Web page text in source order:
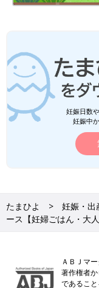
妊娠日数
妊娠中
たまひよ 妊娠・出
ース【妊婦ごはん・大人
ＡＢＪマ
著作権者
であるこ